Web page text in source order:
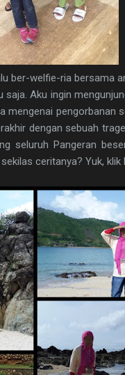
ber-welfie-ria bersama
Aku ingin
pengorbanan
dengan sebuah
seluruh Pangeran
ceritanya? Yuk, klik